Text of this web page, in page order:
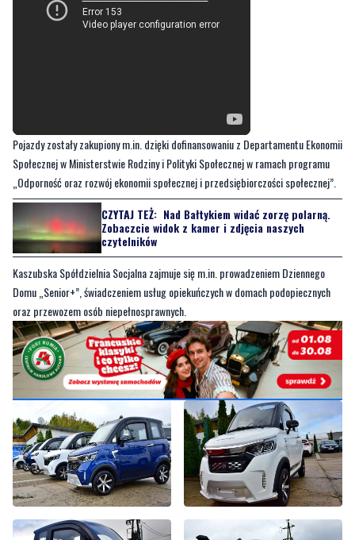
„Odporność oraz rozwój ekonomii społecznej i przedsiębiorczości społecznej”.
CZYTAJ TEŻ:
Nad Bałtykiem widać zorzę polarną.
Zobaczcie widok z kamer i zdjęcia naszych
czytelników
Kaszubska Spółdzielnia Socjalna zajmuje się m.in. prowadzeniem Dziennego
Domu „Senior+”, świadczeniem usług opiekuńczych w domach podopiecznych
oraz przewozem osób niepełnosprawnych.